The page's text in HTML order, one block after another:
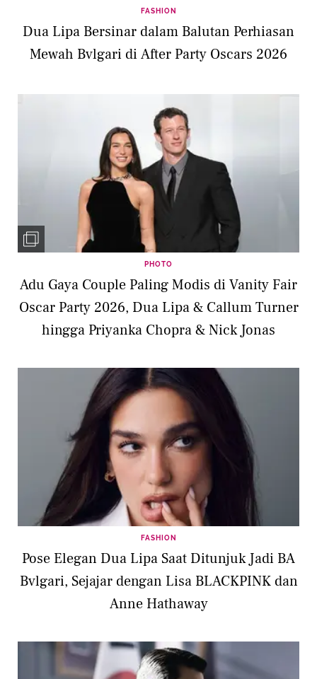
FASHION
Dua Lipa Bersinar dalam Balutan Perhiasan
Mewah Bvlgari di After Party Oscars 2026
PHOTO
Adu Gaya Couple Paling Modis di Vanity Fair
Oscar Party 2026, Dua Lipa & Callum Turner
hingga Priyanka Chopra & Nick Jonas
FASHION
Pose Elegan Dua Lipa Saat Ditunjuk Jadi BA
Bvlgari, Sejajar dengan Lisa BLACKPINK dan
Anne Hathaway